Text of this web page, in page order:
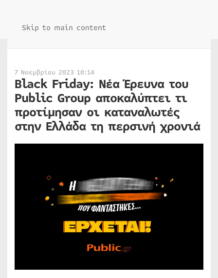
Skip to main content
7 Νοεμβρίου 2023 10:14
Black Friday: Νέα Έρευνα του
Public Group αποκαλύπτει τι
προτίμησαν οι καταναλωτές
στην Ελλάδα τη περσινή χρονιά